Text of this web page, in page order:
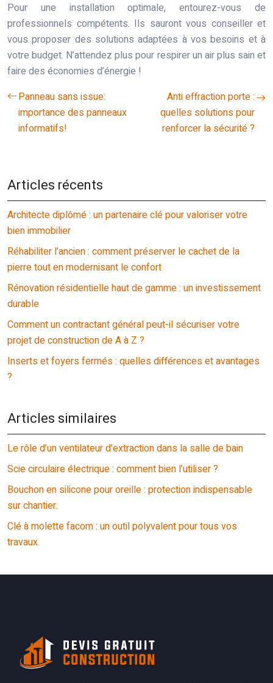
Pour une installation optimale, entourez-vous de
professionnels compétents. Ils sauront vous conseiller et
vous proposer des solutions adaptées à vos besoins et à
votre budget. N’attendez plus pour respirer un air plus sain et
faire des économies d’énergie !
Panneau sans issue:
importance des panneaux
informatifs!
Anti effraction porte :
quelles solutions pour
renforcer la sécurité ?
Articles récents
Architecte diplômé : un partenaire clé pour valoriser votre
bien immobilier
Réhabiliter l’ancien : comment préserver le cachet de la
pierre tout en modernisant le confort
Rénovation résidentielle haut de gamme : un investissement
durable
Comment un contractant général peut-il sécuriser votre
projet de construction de A à Z ?
Inserts et foyers fermés : quelles différences et avantages
?
Articles similaires
Le rôle d’un ventilateur d’extraction dans la salle de bain
Scie circulaire électrique : comment bien l’utiliser ?
Bouchon en silicone pour oreille : protection indispensable
sur chantier.
Clé à molette facom : un outil polyvalent pour tous vos
travaux.